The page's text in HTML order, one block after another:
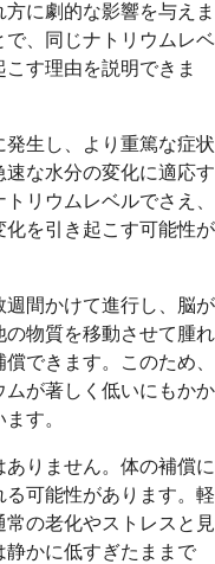
に劇的な影響を与えま
、同じナトリウムレベ
す理由を説明できま
生し、より重篤な症状
な水分の変化に適応す
リウムレベルでさえ、
を引き起こす可能性が
間かけて進行し、脳が
物質を移動させて腫れ
できます。このため、
が著しく低いにもかか
す。
りません。体の補償に
可能性があります。軽
の老化やストレスと見
かに低すぎたままで